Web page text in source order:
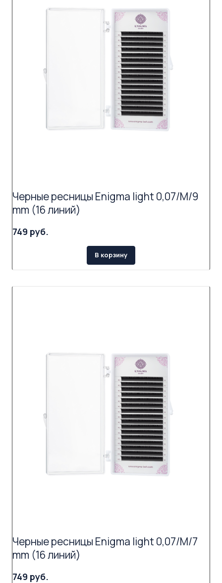
Черные ресницы Enigma light 0,07/M/9
mm (16 линий)
749 руб.
В корзину
Черные ресницы Enigma light 0,07/M/7
mm (16 линий)
749 руб.